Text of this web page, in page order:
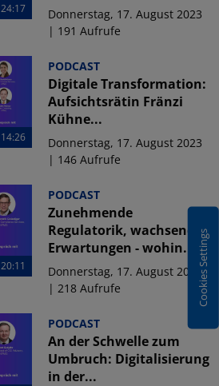
24:17
Donnerstag, 17. August 2023
| 191 Aufrufe
14:26
PODCAST
Digitale Transformation:
Aufsichtsrätin Fränzi
Kühne...
Donnerstag, 17. August 2023
| 146 Aufrufe
20:11
PODCAST
Zunehmende
Regulatorik, wachsende
Erwartungen - wohin...
Donnerstag, 17. August 2023
| 218 Aufrufe
PODCAST
An der Schwelle zum
Umbruch: Digitalisierung
in der...
Cookies Settings